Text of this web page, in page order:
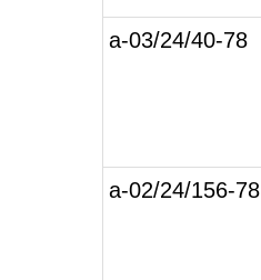
а-03/24/40-78
а-02/24/156-78